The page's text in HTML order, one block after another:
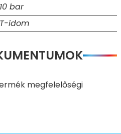
10 bar
T-idom
megfelelőségi